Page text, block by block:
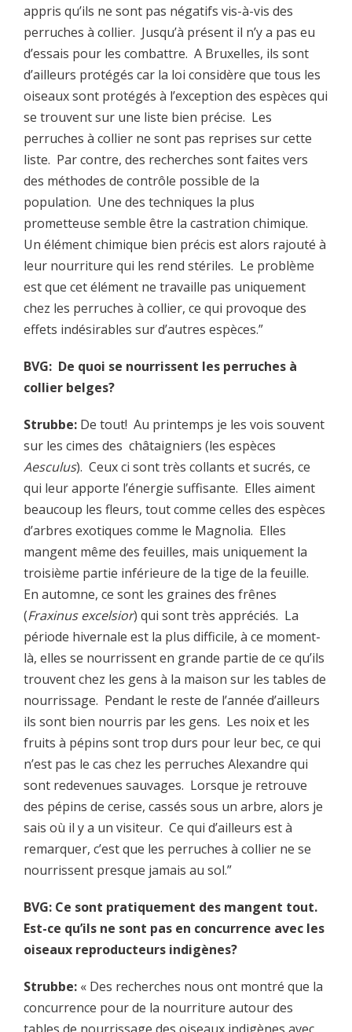
appris qu’ils ne sont pas négatifs vis-à-vis des
perruches à collier. Jusqu’à présent il n’y a pas eu
d’essais pour les combattre. A Bruxelles, ils sont
d’ailleurs protégés car la loi considère que tous les
oiseaux sont protégés à l’exception des espèces qui
se trouvent sur une liste bien précise. Les
perruches à collier ne sont pas reprises sur cette
liste. Par contre, des recherches sont faites vers
des méthodes de contrôle possible de la
population. Une des techniques la plus
prometteuse semble être la castration chimique.
Un élément chimique bien précis est alors rajouté à
leur nourriture qui les rend stériles. Le problème
est que cet élément ne travaille pas uniquement
chez les perruches à collier, ce qui provoque des
effets indésirables sur d’autres espèces.”
BVG: De quoi se nourrissent les perruches à
collier belges?
Strubbe: De tout! Au printemps je les vois souvent
sur les cimes des châtaigniers (les espèces
Aesculus). Ceux ci sont très collants et sucrés, ce
qui leur apporte l’énergie suffisante. Elles aiment
beaucoup les fleurs, tout comme celles des espèces
d’arbres exotiques comme le Magnolia. Elles
mangent même des feuilles, mais uniquement la
troisième partie inférieure de la tige de la feuille.
En automne, ce sont les graines des frênes
(Fraxinus excelsior) qui sont très appréciés. La
période hivernale est la plus difficile, à ce moment-
là, elles se nourrissent en grande partie de ce qu’ils
trouvent chez les gens à la maison sur les tables de
nourrissage. Pendant le reste de l’année d’ailleurs
ils sont bien nourris par les gens. Les noix et les
fruits à pépins sont trop durs pour leur bec, ce qui
n’est pas le cas chez les perruches Alexandre qui
sont redevenues sauvages. Lorsque je retrouve
des pépins de cerise, cassés sous un arbre, alors je
sais où il y a un visiteur. Ce qui d’ailleurs est à
remarquer, c’est que les perruches à collier ne se
nourrissent presque jamais au sol.”
BVG: Ce sont pratiquement des mangent tout.
Est-ce qu’ils ne sont pas en concurrence avec les
oiseaux reproducteurs indigènes?
Strubbe: « Des recherches nous ont montré que la
concurrence pour de la nourriture autour des
tables de nourrissage des oiseaux indigènes avec